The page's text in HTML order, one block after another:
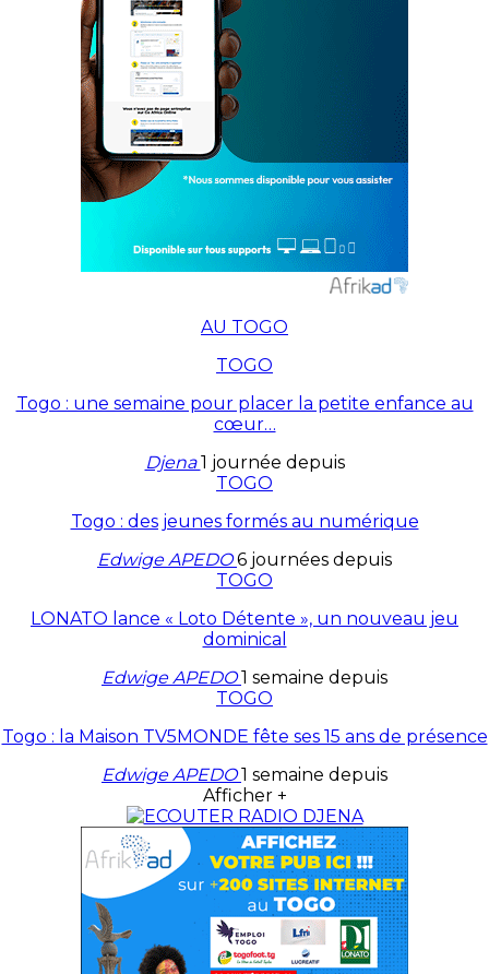
AU TOGO
TOGO
Togo : une semaine pour placer la petite enfance au
cœur…
Djena1 journée depuis
TOGO
Togo : des jeunes formés au numérique
Edwige APEDO6 journées depuis
TOGO
LONATO lance « Loto Détente », un nouveau jeu
dominical
Edwige APEDO1 semaine depuis
TOGO
Togo : la Maison TV5MONDE fête ses 15 ans de présence
Edwige APEDO1 semaine depuis
Afficher +